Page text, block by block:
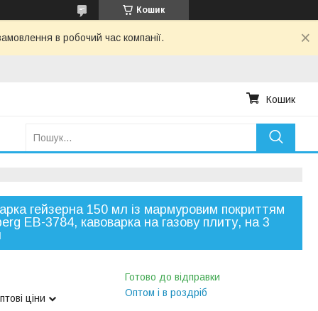
Кошик
в робочий час компанії.
Кошик
гейзерна 150 мл із мармуровим покриттям
EB-3784, кавоварка на газову плиту, на 3
ціни
Готово до відправки
Оптом і в роздріб